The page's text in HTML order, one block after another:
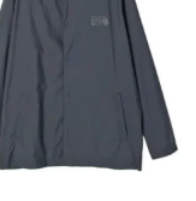
ファッション